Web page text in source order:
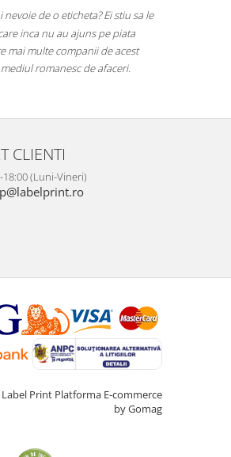
de o eticheta? Ei stiu sa le
inca nu au ajuns pe piata
mai multe companii de acest
romanesc de afaceri.
CLIENTI
(Luni-Vineri)
Print Platforma E-commerce
by Gomag